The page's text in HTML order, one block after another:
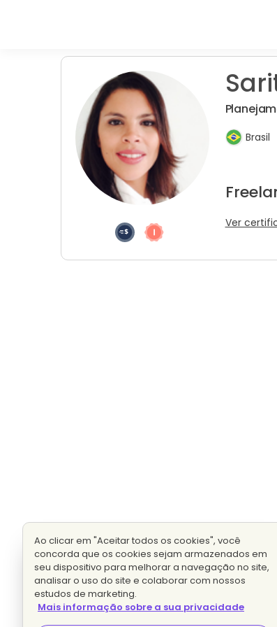
Brasil
Ver
Ao clicar em "Aceitar todos os cookies", você
concorda que os cookies sejam armazenados em
seu dispositivo para melhorar a navegação no site,
analisar o uso do site e colaborar com nossos
estudos de marketing.
Mais informação sobre a sua privacidade